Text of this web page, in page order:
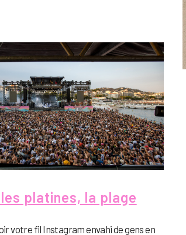
platines, la plage
votre fil Instagram envahi de gens en